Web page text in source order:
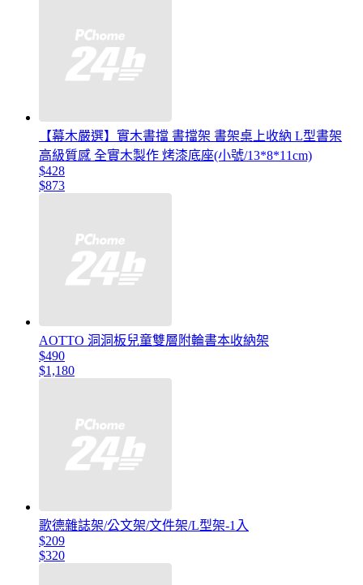
【幕木嚴選】實木書擋 書擋架 書架桌上收納 L型書架
高級質感 全實木製作 烤漆底座(小號/13*8*11cm)
$428
$873
AOTTO 洞洞板兒童雙層附輪書本收納架
$490
$1,180
歌德雜誌架/公文架/文件架/L型架-1入
$209
$320